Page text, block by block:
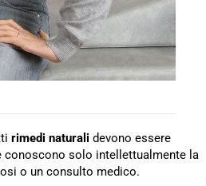
rimedi naturali devono essere
conoscono solo intellettualmente la
o un consulto medico.